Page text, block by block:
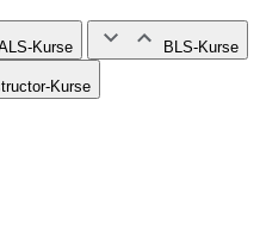
Kurse BLS-Kurse
Kurse